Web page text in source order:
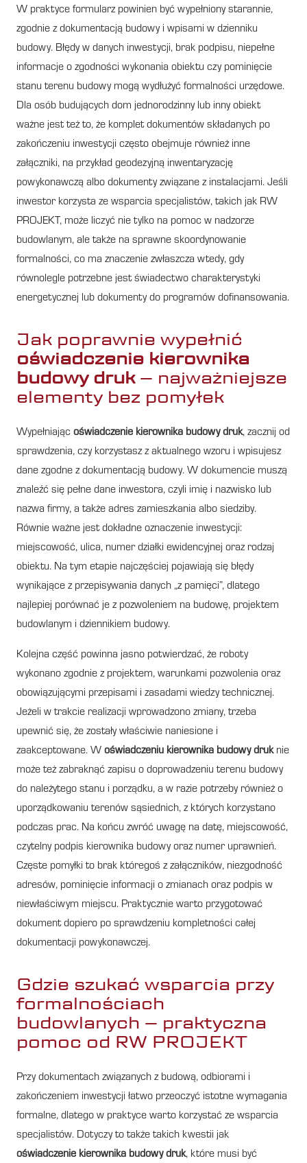
W praktyce formularz powinien być wypełniony starannie,
zgodnie z dokumentacją budowy i wpisami w dzienniku
budowy. Błędy w danych inwestycji, brak podpisu, niepełne
informacje o zgodności wykonania obiektu czy pominięcie
stanu terenu budowy mogą wydłużyć formalności urzędowe.
Dla osób budujących dom jednorodzinny lub inny obiekt
ważne jest też to, że komplet dokumentów składanych po
zakończeniu inwestycji często obejmuje również inne
załączniki, na przykład geodezyjną inwentaryzację
powykonawczą albo dokumenty związane z instalacjami. Jeśli
inwestor korzysta ze wsparcia specjalistów, takich jak RW
PROJEKT, może liczyć nie tylko na pomoc w nadzorze
budowlanym, ale także na sprawne skoordynowanie
formalności, co ma znaczenie zwłaszcza wtedy, gdy
równolegle potrzebne jest świadectwo charakterystyki
energetycznej lub dokumenty do programów dofinansowania.
Jak poprawnie wypełnić
oświadczenie kierownika
budowy druk– najważniejsze
elementy bez pomyłek
Wypełniając oświadczenie kierownika budowy druk, zacznij od
sprawdzenia, czy korzystasz z aktualnego wzoru i wpisujesz
dane zgodne z dokumentacją budowy. W dokumencie muszą
znaleźć się pełne dane inwestora, czyli imię i nazwisko lub
nazwa firmy, a także adres zamieszkania albo siedziby.
Równie ważne jest dokładne oznaczenie inwestycji:
miejscowość, ulica, numer działki ewidencyjnej oraz rodzaj
obiektu. Na tym etapie najczęściej pojawiają się błędy
wynikające z przepisywania danych „z pamięci”, dlatego
najlepiej porównać je z pozwoleniem na budowę, projektem
budowlanym i dziennikiem budowy.
Kolejna część powinna jasno potwierdzać, że roboty
wykonano zgodnie z projektem, warunkami pozwolenia oraz
obowiązującymi przepisami i zasadami wiedzy technicznej.
Jeżeli w trakcie realizacji wprowadzono zmiany, trzeba
upewnić się, że zostały właściwie naniesione i
zaakceptowane. W oświadczeniu kierownika budowy druknie
może też zabraknąć zapisu o doprowadzeniu terenu budowy
do należytego stanu i porządku, a w razie potrzeby również o
uporządkowaniu terenów sąsiednich, z których korzystano
podczas prac. Na końcu zwróć uwagę na datę, miejscowość,
czytelny podpis kierownika budowy oraz numer uprawnień.
Częste pomyłki to brak któregoś z załączników, niezgodność
adresów, pominięcie informacji o zmianach oraz podpis w
niewłaściwym miejscu. Praktycznie warto przygotować
dokument dopiero po sprawdzeniu kompletności całej
dokumentacji powykonawczej.
Gdzie szukać wsparcia przy
formalnościach
budowlanych – praktyczna
pomoc od RW PROJEKT
Przy dokumentach związanych z budową, odbiorami i
zakończeniem inwestycji łatwo przeoczyć istotne wymagania
formalne, dlatego w praktyce warto korzystać ze wsparcia
specjalistów. Dotyczy to także takich kwestii jak
oświadczenie kierownika budowy druk, które musi być